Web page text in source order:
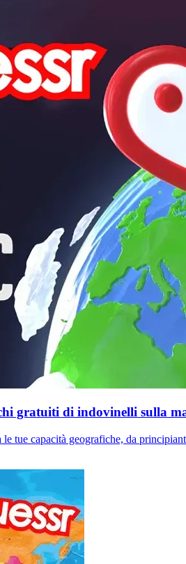
gratuiti di indovinelli sulla
capacità geografiche, da